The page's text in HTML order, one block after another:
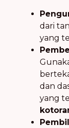
dari
yang
dan
yang